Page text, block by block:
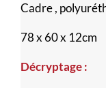
Cadre ,
78 x 60 x 12cm
Décryptage :